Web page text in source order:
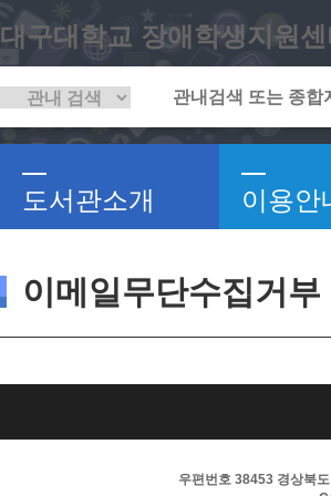
대구대학교 장애학생지원센
도서관소개 이용안
이메일무단수집거부
우편번호 38453 경상북